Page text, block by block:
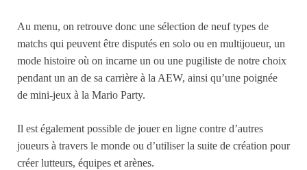
Au menu, on retrouve donc une sélection de neuf types de
matchs qui peuvent être disputés en solo ou en multijoueur, un
mode histoire où on incarne un ou une pugiliste de notre choix
pendant un an de sa carrière à la AEW, ainsi qu’une poignée
de mini-jeux à la Mario Party.
Il est également possible de jouer en ligne contre d’autres
joueurs à travers le monde ou d’utiliser la suite de création pour
créer lutteurs, équipes et arènes.